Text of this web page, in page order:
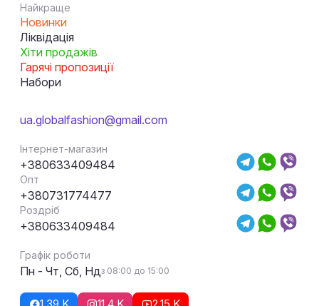
Найкраще
Новинки
Ліквідація
Хіти продажів
Гарячі пропозиції
Набори
ua.globalfashion@gmail.com
Інтернет-магазин
+380633409484
Опт
+380731774477
Роздріб
+380633409484
Графік роботи
Пн - Чт, Сб, Ндз 08:00 до 15:00